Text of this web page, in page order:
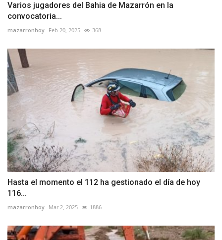
Varios jugadores del Bahia de Mazarrón en la
convocatoria...
mazarronhoy Feb 20, 2025 368
Hasta el momento el 112 ha gestionado el día de hoy
116...
mazarronhoy Mar 2, 2025 1886